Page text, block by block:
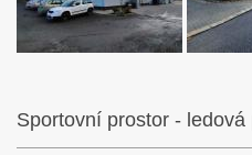
Sportovní prostor - ledová